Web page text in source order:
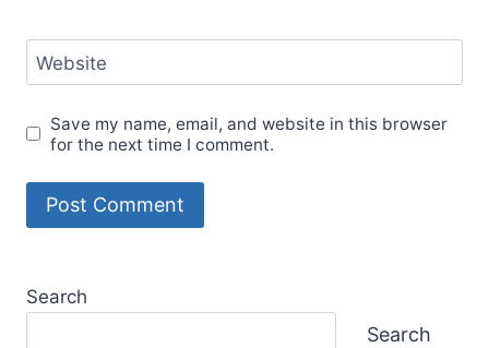
Website
Save my name, email, and website in this browser
for the next time I comment.
Search
Search